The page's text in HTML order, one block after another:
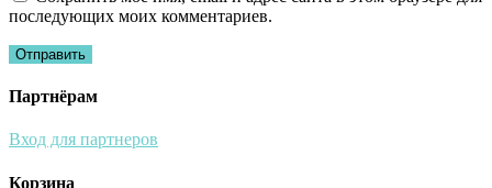
последующих моих комментариев.
Партнёрам
Вход для партнеров
Корзина